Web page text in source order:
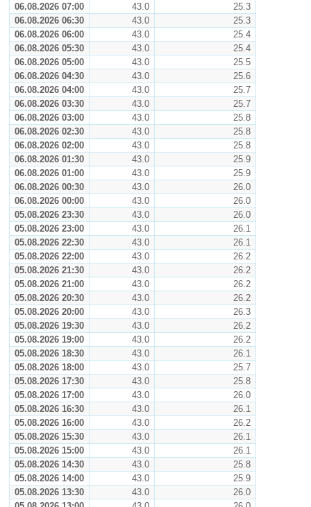
06.08.2026 07:00
43.0
25.3
06.08.2026 06:30
43.0
25.3
06.08.2026 06:00
43.0
25.4
06.08.2026 05:30
43.0
25.4
06.08.2026 05:00
43.0
25.5
06.08.2026 04:30
43.0
25.6
06.08.2026 04:00
43.0
25.7
06.08.2026 03:30
43.0
25.7
06.08.2026 03:00
43.0
25.8
06.08.2026 02:30
43.0
25.8
06.08.2026 02:00
43.0
25.8
06.08.2026 01:30
43.0
25.9
06.08.2026 01:00
43.0
25.9
06.08.2026 00:30
43.0
26.0
06.08.2026 00:00
43.0
26.0
05.08.2026 23:30
43.0
26.0
05.08.2026 23:00
43.0
26.1
05.08.2026 22:30
43.0
26.1
05.08.2026 22:00
43.0
26.2
05.08.2026 21:30
43.0
26.2
05.08.2026 21:00
43.0
26.2
05.08.2026 20:30
43.0
26.2
05.08.2026 20:00
43.0
26.3
05.08.2026 19:30
43.0
26.2
05.08.2026 19:00
43.0
26.2
05.08.2026 18:30
43.0
26.1
05.08.2026 18:00
43.0
25.7
05.08.2026 17:30
43.0
25.8
05.08.2026 17:00
43.0
26.0
05.08.2026 16:30
43.0
26.1
05.08.2026 16:00
43.0
26.2
05.08.2026 15:30
43.0
26.1
05.08.2026 15:00
43.0
26.1
05.08.2026 14:30
43.0
25.8
05.08.2026 14:00
43.0
25.9
05.08.2026 13:30
43.0
26.0